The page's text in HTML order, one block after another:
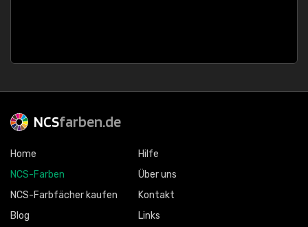
NCSfarben.de
Home
NCS-Farben
NCS-Farbfächer kaufen
Blog
Hilfe
Über uns
Kontakt
Links